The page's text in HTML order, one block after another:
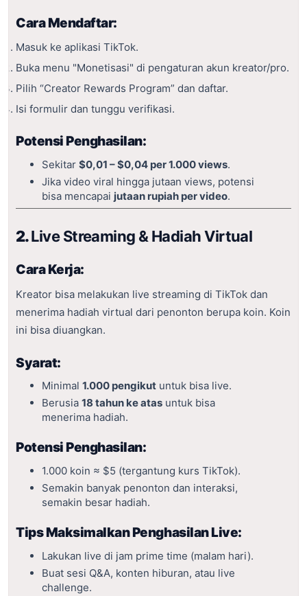
Cara Mendaftar:
Masuk ke aplikasi TikTok.
Buka menu "Monetisasi" di pengaturan akun kreator/pro.
Pilih “Creator Rewards Program” dan daftar.
Isi formulir dan tunggu verifikasi.
Potensi Penghasilan:
Sekitar $0,01 – $0,04 per 1.000 views.
Jika video viral hingga jutaan views, potensi
bisa mencapai jutaan rupiah per video.
2.Live Streaming & Hadiah Virtual
Cara Kerja:
Kreator bisa melakukan live streaming di TikTok dan
menerima hadiah virtual dari penonton berupa koin. Koin
ini bisa diuangkan.
Syarat:
Minimal 1.000 pengikutuntuk bisa live.
Berusia 18 tahun ke atasuntuk bisa
menerima hadiah.
Potensi Penghasilan:
1.000 koin ≈ $5 (tergantung kurs TikTok).
Semakin banyak penonton dan interaksi,
semakin besar hadiah.
Tips Maksimalkan Penghasilan Live:
Lakukan live di jam prime time (malam hari).
Buat sesi Q&A, konten hiburan, atau live
challenge.